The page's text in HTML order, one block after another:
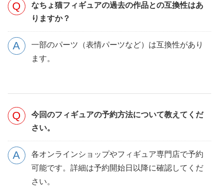
なちょ猫フィギュアの過去の作品との互換性はあ
りますか？
一部のパーツ（表情パーツなど）は互換性があり
ます。
今回のフィギュアの予約方法について教えてくだ
さい。
各オンラインショップやフィギュア専門店で予約
可能です。詳細は予約開始日以降に確認してくだ
さい。